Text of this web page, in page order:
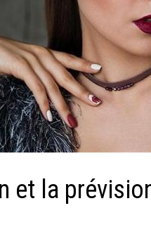
et la